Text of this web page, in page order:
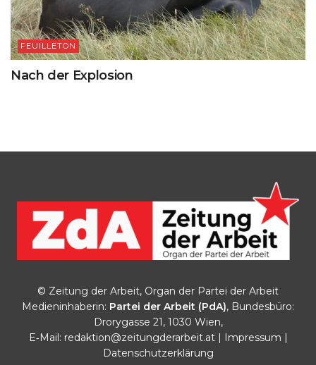
FEUILLETON
Nach der Explosion
© Zeitung der Arbeit, Organ der Partei der Arbeit
Medieninhaberin: Partei der Arbeit (PdA), Bundesbüro:
Drorygasse 21, 1030 Wien,
E‑Mail: redaktion@zeitungderarbeit.at| Impressum |
Datenschutzerklärung